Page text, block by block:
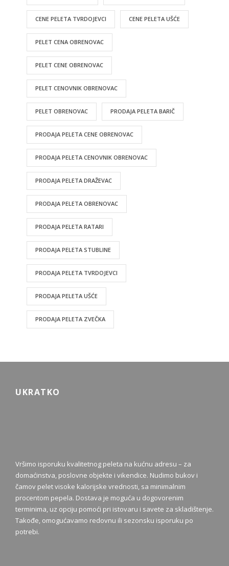
CENE PELETA TVRDOJEVCI CENE PELETA UŠĆE
PELET CENA OBRENOVAC
PELET CENE OBRENOVAC
PELET CENOVNIK OBRENOVAC
PELET OBRENOVAC PRODAJA PELETA BARIČ
PRODAJA PELETA CENE OBRENOVAC
PRODAJA PELETA CENOVNIK OBRENOVAC
PRODAJA PELETA DRAŽEVAC
PRODAJA PELETA OBRENOVAC
PRODAJA PELETA RATARI
PRODAJA PELETA STUBLINE
PRODAJA PELETA TVRDOJEVCI
PRODAJA PELETA UŠĆE
PRODAJA PELETA ZVEČKA
UKRATKO
Vršimo isporuku kvalitetnog peleta na kućnu adresu – za
domaćinstva, poslovne objekte i vikendice. Nudimo bukov i
čamov pelet visoke kalorijske vrednosti, sa minimalnim
procentom pepela. Dostava je moguća u dogovorenim
terminima, uz opciju pomoći pri istovaru i savete za skladištenje.
Takođe, omogućavamo redovnu ili sezonsku isporuku po
potrebi.